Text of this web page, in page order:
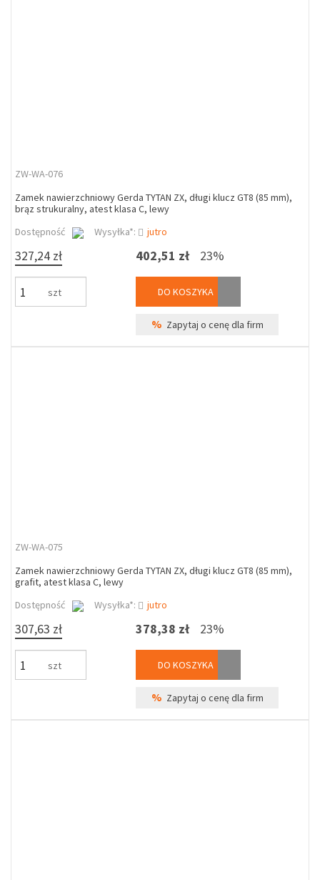
ZW-WA-076
Zamek nawierzchniowy Gerda TYTAN ZX, długi klucz GT8 (85 mm),
brąz strukuralny, atest klasa C, lewy
Dostępność
Wysyłka*: jutro
327,24 zł
szt
402,51 zł 23%
DO KOSZYKA
% Zapytaj o cenę dla firm
ZW-WA-075
Zamek nawierzchniowy Gerda TYTAN ZX, długi klucz GT8 (85 mm),
grafit, atest klasa C, lewy
Dostępność
Wysyłka*: jutro
307,63 zł
szt
378,38 zł 23%
DO KOSZYKA
% Zapytaj o cenę dla firm